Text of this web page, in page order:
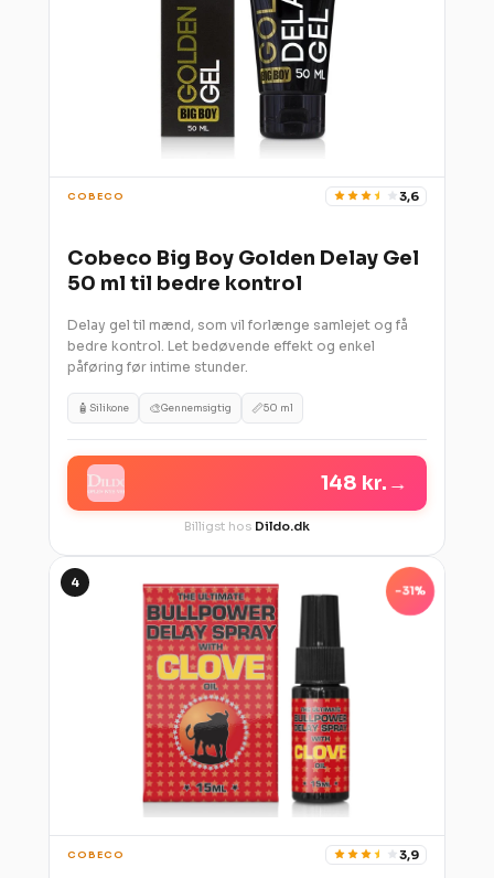
COBECO 3,6
Cobeco Big Boy Golden Delay Gel
50 ml til bedre kontrol
Delay gel til mænd, som vil forlænge samlejet og få
bedre kontrol. Let bedøvende effekt og enkel
påføring før intime stunder.
🧴 Silikone 🎨Gennemsigtig 📏50 ml
148 kr. →
Billigst hos Dildo.dk
4
-31%
COBECO 3,9